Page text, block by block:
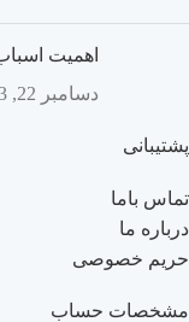
اهمیت
دسامبر 22, 2023
پشتیبانی
تماس باما
درباره ما
حریم خصوصی
مشخصات حساب